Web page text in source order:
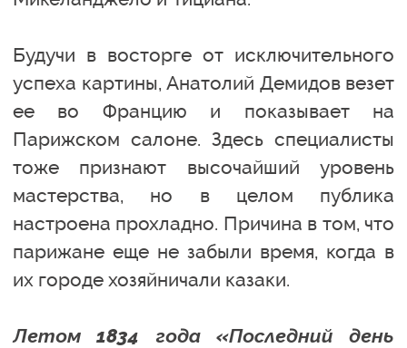
Будучи в восторге от исключительного
успеха картины, Анатолий Демидов везет
ее во Францию и показывает на
Парижском салоне. Здесь специалисты
тоже признают высочайший уровень
мастерства, но в целом публика
настроена прохладно. Причина в том, что
парижане еще не забыли время, когда в
их городе хозяйничали казаки.
Летом 1834 года «Последний день